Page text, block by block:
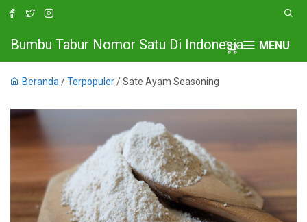
MENU
Bumbu Tabur Nomor Satu Di Indonesia
Beranda /Terpopuler/ Sate Ayam Seasoning